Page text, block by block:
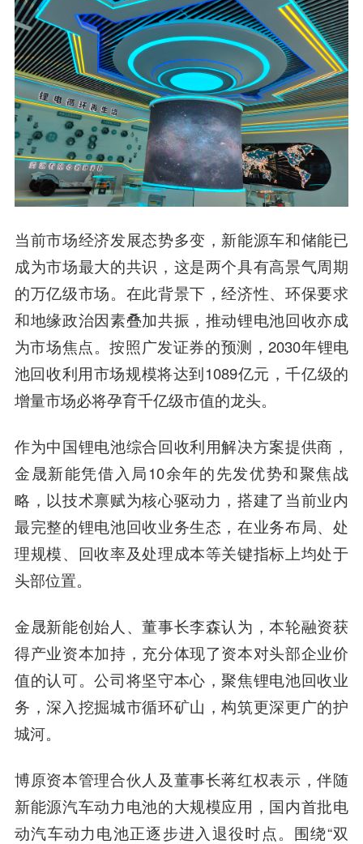
当前市场经济发展态势多变，新能源车和储能已
成为市场最大的共识，这是两个具有高景气周期
的万亿级市场。在此背景下，经济性、环保要求
和地缘政治因素叠加共振，推动锂电池回收亦成
为市场焦点。按照广发证券的预测，2030年锂电
池回收利用市场规模将达到1089亿元，千亿级的
增量市场必将孕育千亿级市值的龙头。
作为中国锂电池综合回收利用解决方案提供商，
金晟新能凭借入局10余年的先发优势和聚焦战
略，以技术禀赋为核心驱动力，搭建了当前业内
最完整的锂电池回收业务生态，在业务布局、处
理规模、回收率及处理成本等关键指标上均处于
头部位置。
金晟新能创始人、董事长李森认为，本轮融资获
得产业资本加持，充分体现了资本对头部企业价
值的认可。公司将坚守本心，聚焦锂电池回收业
务，深入挖掘城市循环矿山，构筑更深更广的护
城河。
博原资本管理合伙人及董事长蒋红权表示，伴随
新能源汽车动力电池的大规模应用，国内首批电
动汽车动力电池正逐步进入退役时点。围绕“双